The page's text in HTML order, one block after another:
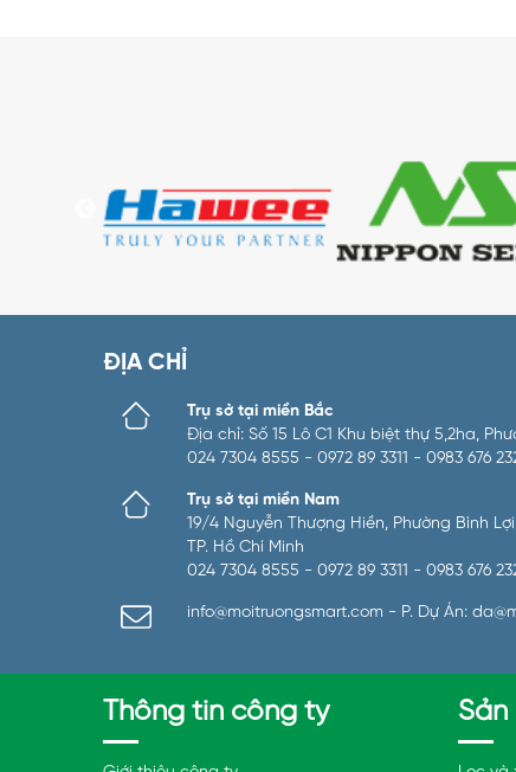
ĐỊA CHỈ
Trụ sở tại miền Bắc
Địa chỉ: Số 15 Lô C1 Khu biệt thự 5,2ha,
024 7304 8555 - 0972 89 3311 - 0983 676
Trụ sở tại miền Nam
19/4 Nguyễn Thượng Hiền, Phường Bình
TP. Hồ Chí Minh
024 7304 8555 - 0972 89 3311 - 0983 676
info@moitruongsmart.com - P. Dự Án:
Thông tin công ty